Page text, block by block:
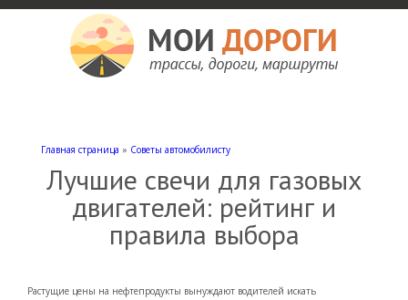
Главная страница » Советы автомобилисту
Лучшие свечи для газовых
двигателей: рейтинг и
правила выбора
Растущие цены на нефтепродукты вынуждают водителей искать